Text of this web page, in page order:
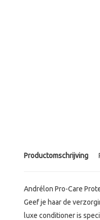
Productomschrijving
Andrélon Pro-Care
Geef je haar de
luxe conditioner is